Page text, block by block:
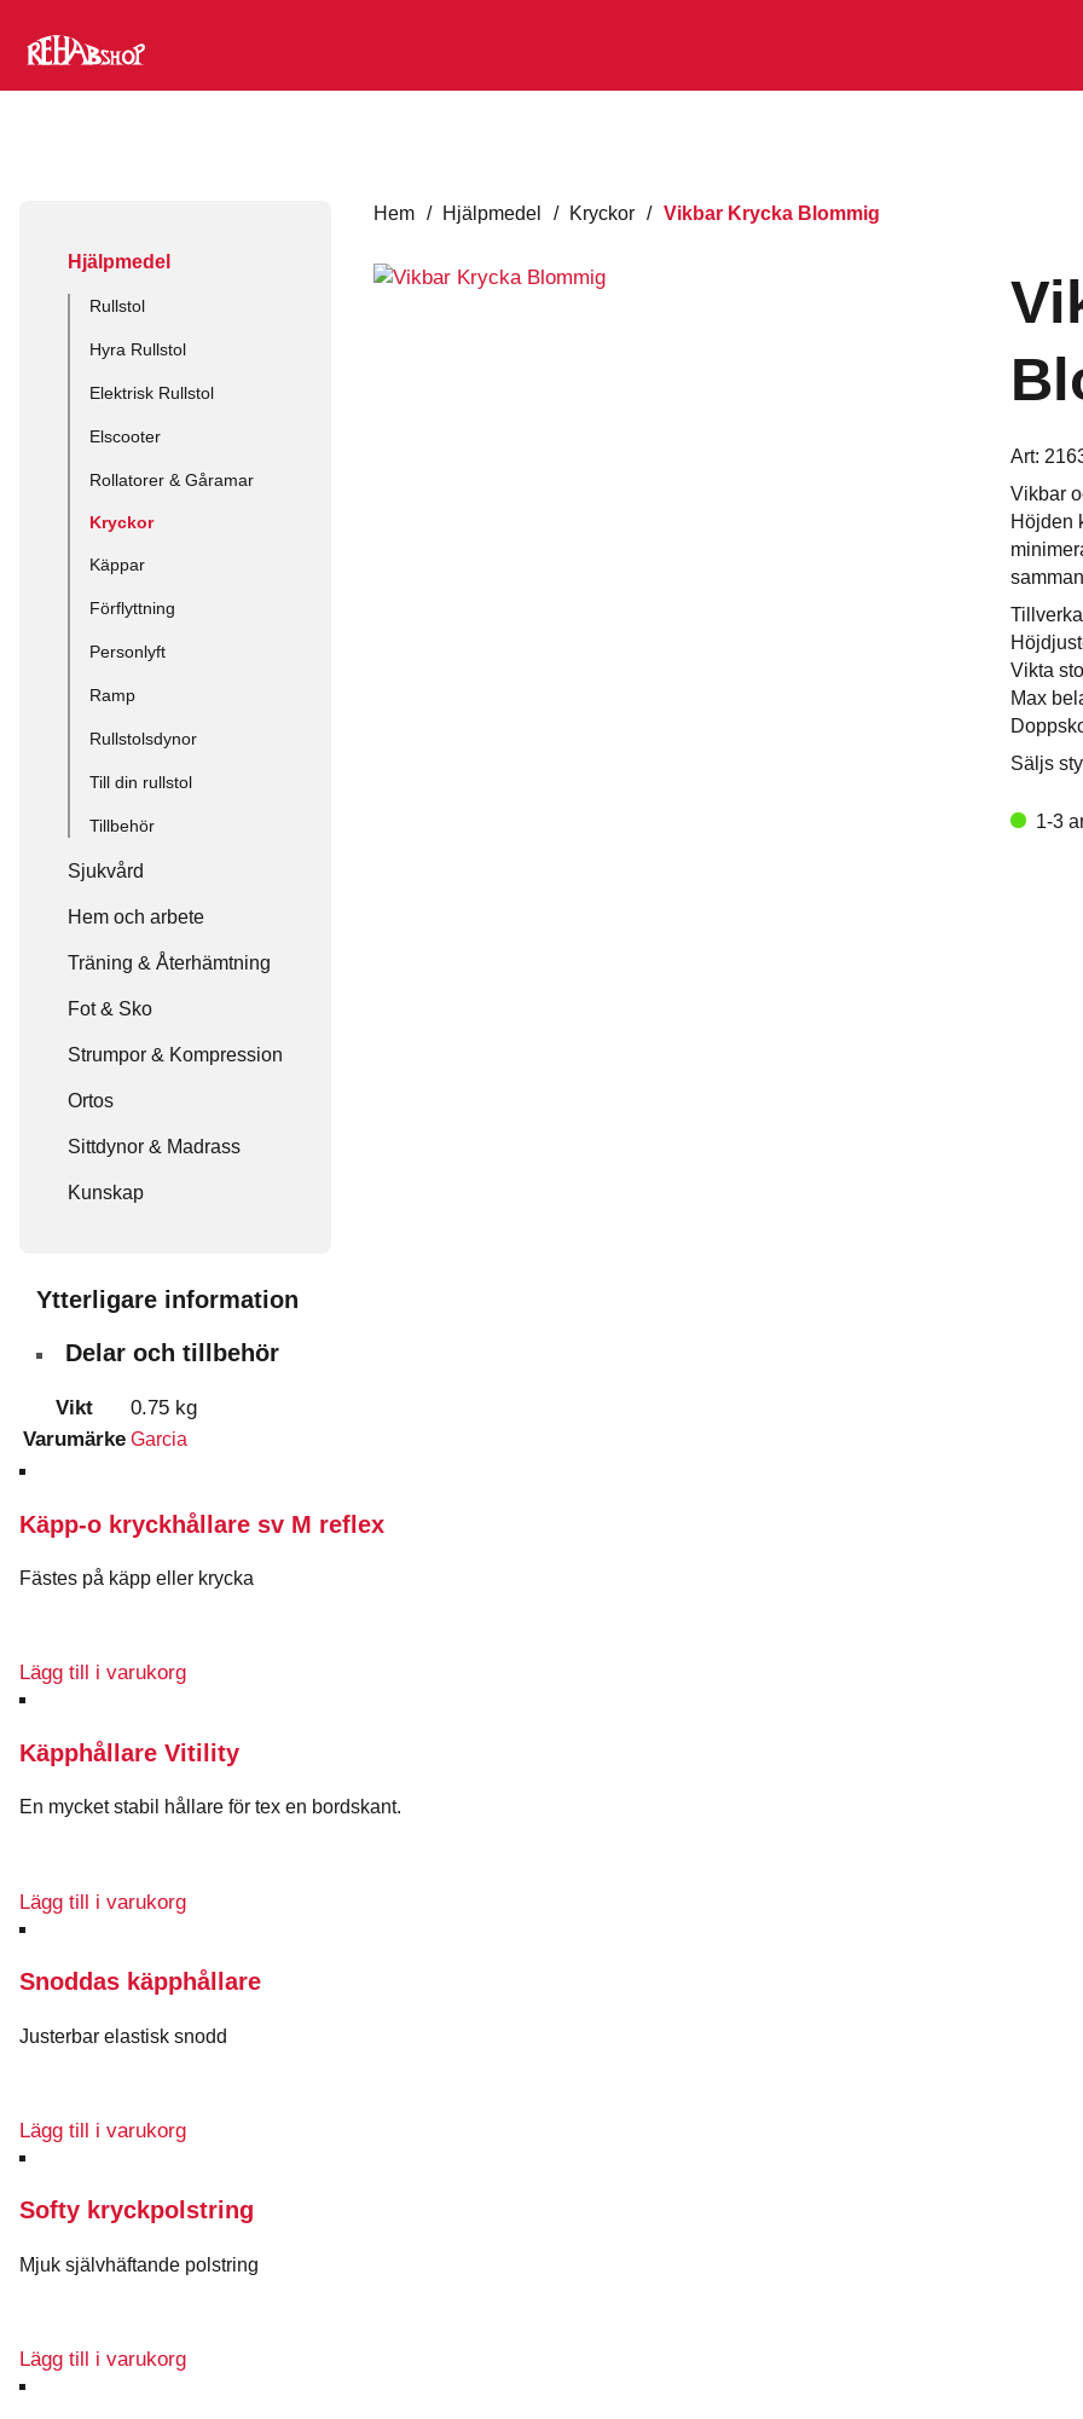
Hjälpmedel
Rullstol
Hyra Rullstol
Elektrisk Rullstol
Elscooter
Rollatorer & Gåramar
Kryckor
Käppar
Förflyttning
Personlyft
Ramp
Rullstolsdynor
Till din rullstol
Tillbehör
Sjukvård
Hem och arbete
Träning & Återhämtning
Fot & Sko
Strumpor & Kompression
Ortos
Sittdynor & Madrass
Kunskap
Hem / Hjälpmedel / Kryckor / Vikbar Krycka Blommig
Art:
Vikbar
Höjden
Vikta
Max
Säljs
1-3
Ytterligare information
Delar och tillbehör
Vikt
0.75 kg
Varumärke Garcia
Käpp-o kryckhållare sv M reflex
Fästes på käpp eller krycka
Lägg till i varukorg
Käpphållare Vitility
En mycket stabil hållare för tex en bordskant.
Lägg till i varukorg
Snoddas käpphållare
Justerbar elastisk snodd
Lägg till i varukorg
Softy kryckpolstring
Mjuk självhäftande polstring
Lägg till i varukorg